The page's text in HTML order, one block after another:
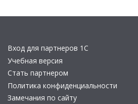
Вход для партнеров 1С
Учебная версия
Стать партнером
Политика конфиденциальности
Замечания по сайту